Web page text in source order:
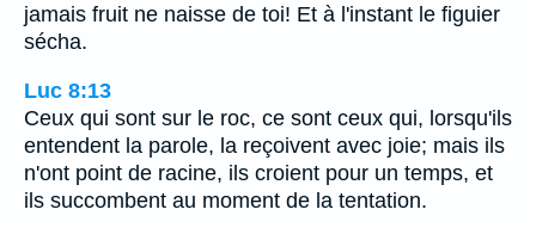
jamais fruit ne naisse de toi! Et à l'instant le figuier
sécha.
Luc 8:13
Ceux qui sont sur le roc, ce sont ceux qui, lorsqu'ils
entendent la parole, la reçoivent avec joie; mais ils
n'ont point de racine, ils croient pour un temps, et
ils succombent au moment de la tentation.